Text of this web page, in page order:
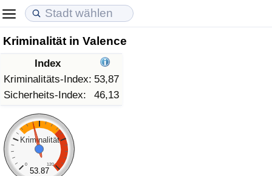
Kriminalität in Valence
Index
Kriminalitäts-Index: 53,87
Sicherheits-Index:
46,13
Kriminalität
0 120
53.87
Lebenshaltungskosten
Lebenshaltungskosten-Index (aktuell)
Lebenshaltungskosten-Index
Lebenshaltungskosten-Index nach Land
in Akaba
Immobilienpreise
Immobilienpreis-Index (aktuell)
Immobilienpreis-Index
Immobilienpreis-Index nach Land
Lebensqualität
Lebensqualität-Index
Lebensqualität-Index (aktuell)
Lebensqualitätsindex nach Land
Kriminalität